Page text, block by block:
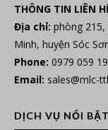
THÔNG TIN LIÊN
Địa chỉ: phòng
Minh, huyện Sóc
Phone: 0979 059
Email: sales@mlc-
DỊCH VỤ NỔI BẬT